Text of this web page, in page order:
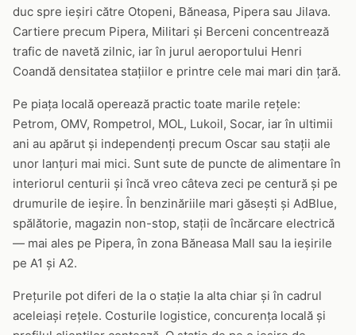
duc spre ieșiri către Otopeni, Băneasa, Pipera sau Jilava.
Cartiere precum Pipera, Militari și Berceni concentrează
trafic de navetă zilnic, iar în jurul aeroportului Henri
Coandă densitatea stațiilor e printre cele mai mari din țară.
Pe piața locală operează practic toate marile rețele:
Petrom, OMV, Rompetrol, MOL, Lukoil, Socar, iar în ultimii
ani au apărut și independenți precum Oscar sau stații ale
unor lanțuri mai mici. Sunt sute de puncte de alimentare în
interiorul centurii și încă vreo câteva zeci pe centură și pe
drumurile de ieșire. În benzinăriile mari găsești și AdBlue,
spălătorie, magazin non-stop, stații de încărcare electrică
— mai ales pe Pipera, în zona Băneasa Mall sau la ieșirile
pe A1 și A2.
Prețurile pot diferi de la o stație la alta chiar și în cadrul
aceleiași rețele. Costurile logistice, concurența locală și